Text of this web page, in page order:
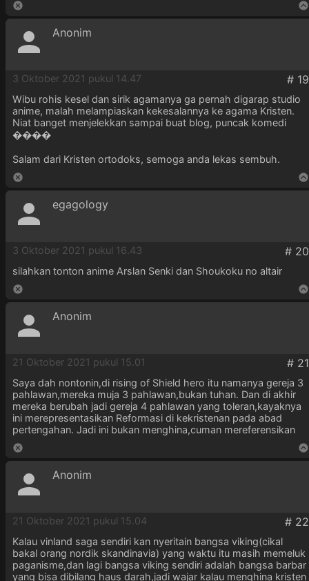
Anonim
3 Oktober 2021 pukul 14.47
Wibu rohis kesel dan sirik agamanya ga pernah digarap studio
anime, malah melampiaskan kekesalannya ke agama Kristen.
Niat banget menjelekkan sampai buat blog, puncak komedi
����
Salam dari Kristen ortodoks, semoga anda lekas sembuh.
egagology
3 Oktober 2021 pukul 16.43
silahkan tonton anime Arslan Senki dan Shoukoku no altair
Anonim
21 Oktober 2021 pukul 15.01
Saya dah nontonin,di rising of Shield hero itu namanya gereja 3
pahlawan,mereka muja 3 pahlawan,bukan tuhan. Dan di akhir
mereka berubah jadi gereja 4 pahlawan yang toleran,kayaknya
ini merepresentasikan Reformasi di kekristenan pada abad
pertengahan. Jadi ini bukan menghina,cuman mereferensikan
Anonim
21 Oktober 2021 pukul 15.04
Kalau vinland saga sendiri kan nyeritain bangsa viking(cikal
bakal orang nordik skandinavia) yang waktu itu masih memeluk
paganisme,dan lagi bangsa viking sendiri adalah bangsa barbar
yang bisa dibilang haus darah,jadi wajar kalau menghina kristen